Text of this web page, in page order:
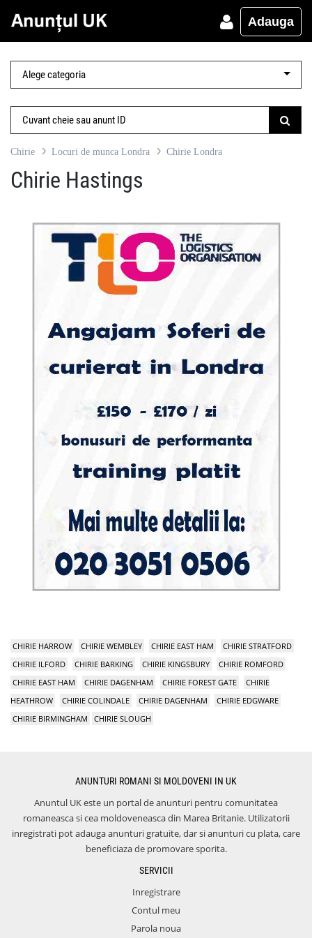
Adauga
Chirie Locuri de munca Londra Chirie Londra
Chirie Hastings
CHIRIE HARROW CHIRIE WEMBLEY CHIRIE EAST HAM
CHIRIE STRATFORD
CHIRIE ILFORD
CHIRIE BARKING CHIRIE KINGSBURY
CHIRIE ROMFORD
CHIRIE EAST HAM
CHIRIE DAGENHAM CHIRIE FOREST GATE
CHIRIE
HEATHROW
CHIRIE COLINDALE CHIRIE DAGENHAM
CHIRIE EDGWARE
CHIRIE BIRMINGHAM
CHIRIE SLOUGH
ANUNTURI ROMANI SI MOLDOVENI IN UK
Anuntul UK este un portal de anunturi pentru comunitatea
romaneasca si cea moldoveneasca din Marea Britanie. Utilizatorii
inregistrati pot adauga anunturi gratuite, dar si anunturi cu plata, care
beneficiaza de promovare sporita.
SERVICII
Inregistrare
Contul meu
Parola noua